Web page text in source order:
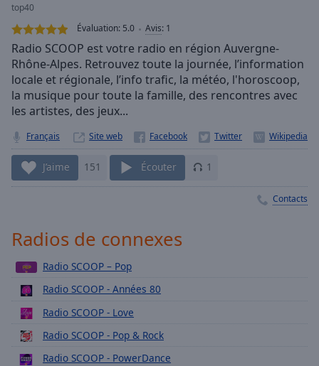
0.00%
Stream
Type LIVE
Seek to
live,
currently
behind
live LIVE
Remaining
Time-
1x
Chapters
Chapters
Descriptions
descriptions
off ,
selected
top40
Évaluation: 5.0 Avis: 1
Radio SCOOP est votre radio en région Auvergne-
Rhône-Alpes. Retrouvez toute la journée, l’information
locale et régionale, l’info trafic, la météo, l'horoscoop,
la musique pour toute la famille, des rencontres avec
les artistes, des jeux...
Français Site web
J’aime 151 Écouter 1
Contacts
Radios de connexes
Radio SCOOP – Pop
Radio SCOOP - Années 80
Radio SCOOP - Love
Radio SCOOP - Pop & Rock
Radio SCOOP - PowerDance